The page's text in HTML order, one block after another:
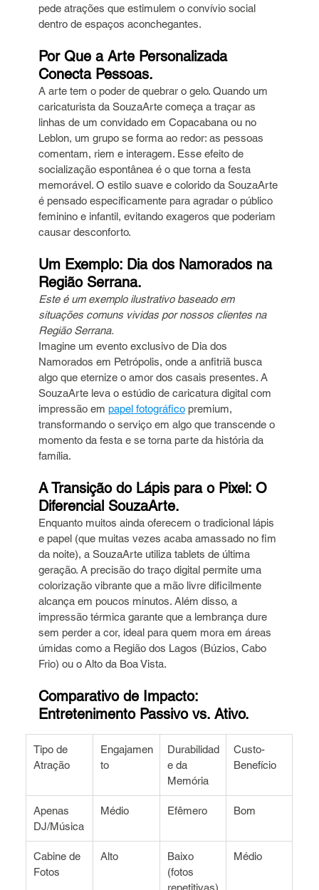
pede atrações que estimulem o convívio social
dentro de espaços aconchegantes.
Por Que a Arte Personalizada
Conecta Pessoas.
A arte tem o poder de quebrar o gelo. Quando um
caricaturista da SouzaArte começa a traçar as
linhas de um convidado em Copacabana ou no
Leblon, um grupo se forma ao redor: as pessoas
comentam, riem e interagem. Esse efeito de
socialização espontânea é o que torna a festa
memorável. O estilo suave e colorido da SouzaArte
é pensado especificamente para agradar o público
feminino e infantil, evitando exageros que poderiam
causar desconforto.
Um Exemplo: Dia dos Namorados na
Região Serrana.
Este é um exemplo ilustrativo baseado em
situações comuns vividas por nossos clientes na
Região Serrana.
Imagine um evento exclusivo de Dia dos
Namorados em Petrópolis, onde a anfitriã busca
algo que eternize o amor dos casais presentes. A
SouzaArte leva o estúdio de caricatura digital com
impressão em papel fotográfico premium,
transformando o serviço em algo que transcende o
momento da festa e se torna parte da história da
família.
A Transição do Lápis para o Pixel: O
Diferencial SouzaArte.
Enquanto muitos ainda oferecem o tradicional lápis
e papel (que muitas vezes acaba amassado no fim
da noite), a SouzaArte utiliza tablets de última
geração. A precisão do traço digital permite uma
colorização vibrante que a mão livre dificilmente
alcança em poucos minutos. Além disso, a
impressão térmica garante que a lembrança dure
sem perder a cor, ideal para quem mora em áreas
úmidas como a Região dos Lagos (Búzios, Cabo
Frio) ou o Alto da Boa Vista.
Comparativo de Impacto:
Entretenimento Passivo vs. Ativo.
Tipo de
Atração
Engajamen
to
Durabilidad
e da
Memória
Custo-
Benefício
Apenas
DJ/Música
Médio Efêmero Bom
Cabine de
Fotos
Alto
Baixo
(fotos
repetitivas)
Médio